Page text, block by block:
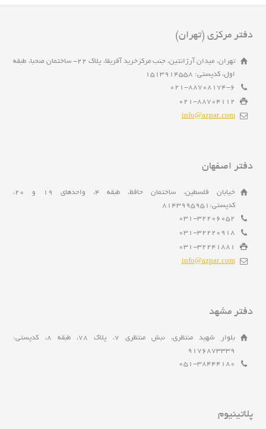
دفتر مرکزی (تهران)
تهران، میدان آرژانتین، جنب مرکزخرید آفریقا، پلاک 22- ساختمان صحبا، طبقه
اول، کدپستی: 1513914558
021-88708174-6
021-88704112
info@azpar.com
دفتر اصفهان
خیابان فلسطین، ساختمان حافظ، طبقه 4، واحدهای 19 و 20،
کدپستی:8143995951
031-32206052
031-32220918
031-32241881
info@azpar.com
دفتر مشهد
بلوار شهید منتظری، نبش منتظری 7، پلاک 78، طبقه 8، کدپستی:
9176873339
051-38444180
پلاتینیوم